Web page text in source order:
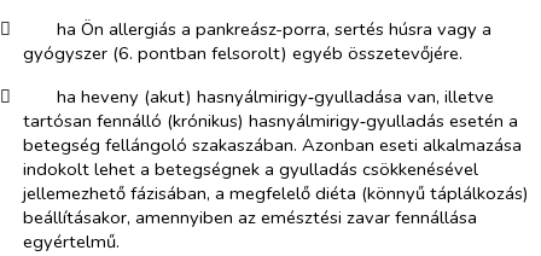
​
ha Ön allergiás a pankreász-porra, sertés húsra vagy a
gyógyszer (6. pontban felsorolt) egyéb összetevőjére.
​
ha heveny (akut) hasnyálmirigy‑gyulladása van, illetve
tartósan fennálló (krónikus) hasnyálmirigy‑gyulladás esetén a
betegség fellángoló szakaszában. Azonban eseti alkalmazása
indokolt lehet a betegségnek a gyulladás csökkenésével
jellemezhető fázisában, a megfelelő diéta (könnyű táplálkozás)
beállításakor, amennyiben az emésztési zavar fennállása
egyértelmű.